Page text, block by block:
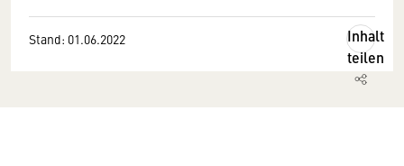
Stand: 01.06.2022
Inhalt
teilen